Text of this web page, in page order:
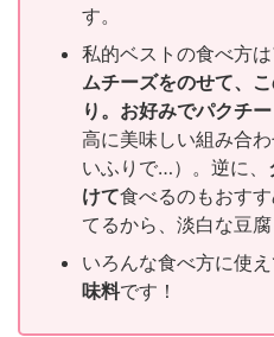
す。
私的ベストの食べ方は
ムチーズをのせて、
り。お好みでパクチー
高に美味しい組み合
いふりで…）。逆に、
けて食べるのもおす
てるから、淡白な豆
いろんな食べ方に使え
味料です！